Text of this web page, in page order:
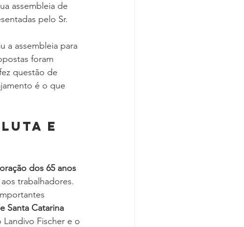
assembleia de
pelo Sr.
a assembleia para
foram
questão de
é o que
e
dos 65 anos
trabalhadores.
Santa Catarina
Fischer e o